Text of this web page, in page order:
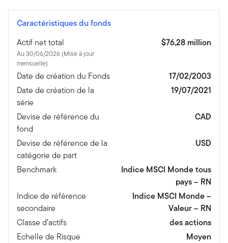
Caractéristiques du fonds
Actif net total
Au 30/06/2026 (Mise à jour
mensuelle)
$76,28 million
Date de création du Fonds
17/02/2003
Date de création de la
série
19/07/2021
Devise de référence du
fond
CAD
Devise de référence de la
catégorie de part
USD
Benchmark
Indice MSCI Monde tous
pays – RN
Indice de référence
secondaire
Indice MSCI Monde –
Valeur – RN
Classe d’actifs
des actions
Echelle de Risque
Moyen